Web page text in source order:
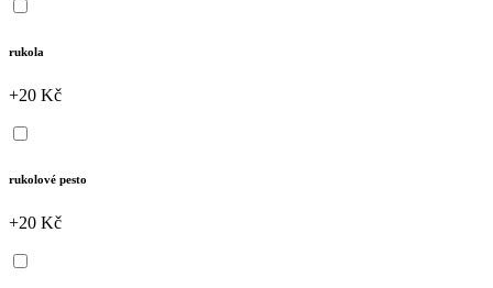
rukola
+20 Kč
rukolové pesto
+20 Kč